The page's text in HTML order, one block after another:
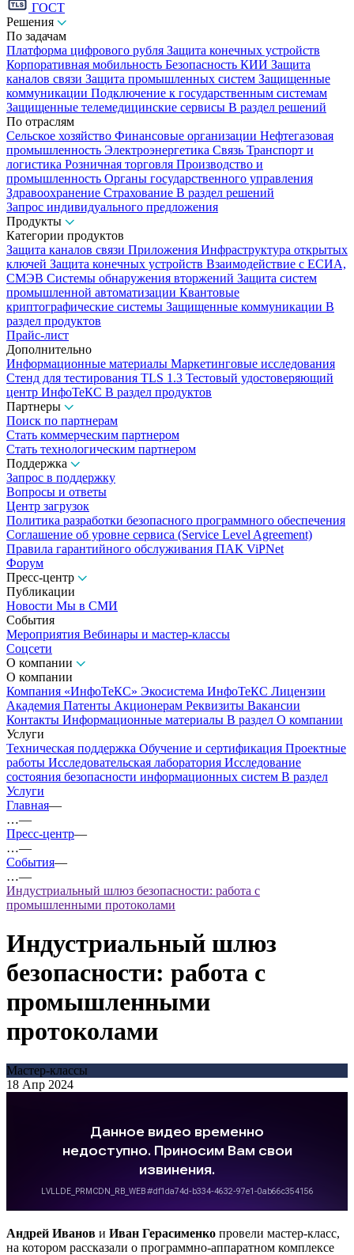
ГОСТ
Решения
По задачам
Платформа цифрового рубля Защита конечных устройств
Корпоративная мобильность Безопасность КИИ Защита
каналов связи Защита промышленных систем Защищенные
коммуникации Подключение к государственным системам
Защищенные телемедицинские сервисы В раздел решений
По отраслям
Сельское хозяйство Финансовые организации Нефтегазовая
промышленность Электроэнергетика Связь Транспорт и
логистика Розничная торговля Производство и
промышленность Органы государственного управления
Здравоохранение Страхование В раздел решений
Запрос индивидуального предложения
Продукты
Категории продуктов
Защита каналов связи Приложения Инфраструктура открытых
ключей Защита конечных устройств Взаимодействие с ЕСИА,
СМЭВ Системы обнаружения вторжений Защита систем
промышленной автоматизации Квантовые
криптографические системы Защищенные коммуникации В
раздел продуктов
Прайс-лист
Дополнительно
Информационные материалы Маркетинговые исследования
Стенд для тестирования TLS 1.3 Тестовый удостоверяющий
центр ИнфоТеКС В раздел продуктов
Партнеры
Поиск по партнерам
Стать коммерческим партнером
Стать технологическим партнером
Поддержка
Запрос в поддержку
Вопросы и ответы
Центр загрузок
Политика разработки безопасного программного обеспечения
Соглашение об уровне сервиса (Service Level Agreement)
Правила гарантийного обслуживания ПАК ViPNet
Форум
Пресс-центр
Публикации
Новости Мы в СМИ
События
Мероприятия Вебинары и мастер-классы
Соцсети
О компании
О компании
Компания «ИнфоТеКС» Экосистема ИнфоТеКС Лицензии
Академия Патенты Акционерам Реквизиты Вакансии
Контакты Информационные материалы В раздел О компании
Услуги
Техническая поддержка Обучение и сертификация Проектные
работы Исследовательская лаборатория Исследование
состояния безопасности информационных систем В раздел
Услуги
Главная—
…—
Пресс-центр—
…—
События—
…—
Индустриальный шлюз безопасности: работа с
промышленными протоколами
Индустриальный шлюз
безопасности: работа с
промышленными
протоколами
Мастер-классы
18 Апр 2024
Андрей Иванов и Иван Герасименко провели мастер-класс,
на котором рассказали о программно-аппаратном комплексе